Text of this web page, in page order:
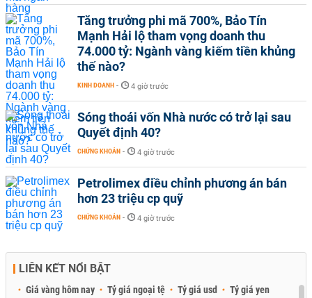
Tăng trưởng phi mã 700%, Bảo Tín
Mạnh Hải lộ tham vọng doanh thu
74.000 tỷ: Ngành vàng kiếm tiền khủng
thế nào?
KINH DOANH - 4 giờ trước
Sóng thoái vốn Nhà nước có trở lại sau
Quyết định 40?
CHỨNG KHOÁN - 4 giờ trước
Petrolimex điều chỉnh phương án bán
hơn 23 triệu cp quỹ
CHỨNG KHOÁN - 4 giờ trước
LIÊN KẾT NỔI BẬT
Giá vàng hôm nay Tỷ giá ngoại tệ Tỷ giá usd Tỷ giá yen